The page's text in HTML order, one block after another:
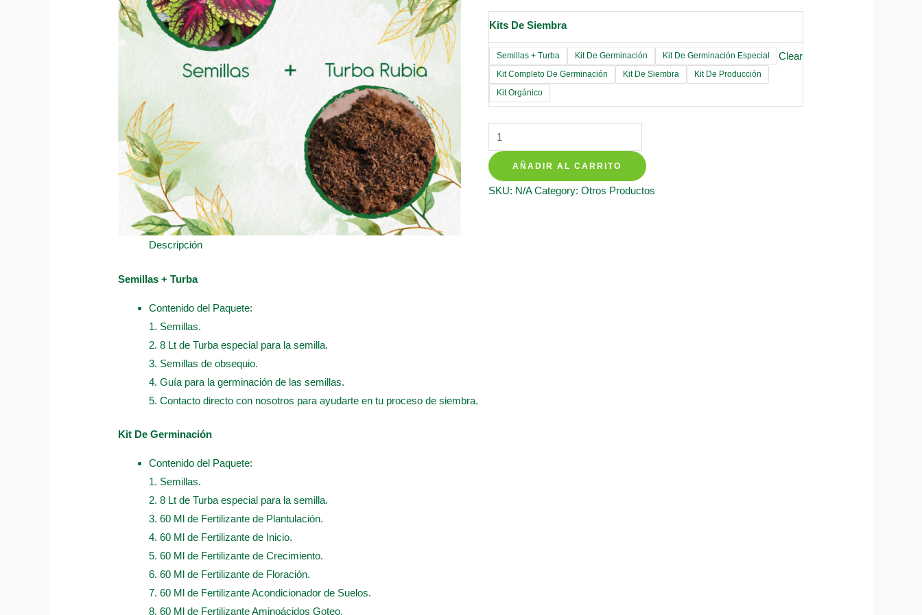
Kits De Siembra
Semillas + Turba Kit De Germinación
Kit De Germinación Especial
Kit Completo De Germinación
Kit De Siembra
Kit De Producción
Kit Orgánico
Clear
Kits
De
Siembra
Para
AÑADIR AL CARRITO
SKU: N/A Category: Otros Productos
Descripción
Semillas + Turba
Contenido del Paquete:
1. Semillas.
2. 8 Lt de Turba especial para la semilla.
3. Semillas de obsequio.
4. Guía para la germinación de las semillas.
5. Contacto directo con nosotros para ayudarte en tu proceso de siembra.
Kit De Germinación
Contenido del Paquete:
1. Semillas.
2. 8 Lt de Turba especial para la semilla.
3. 60 Ml de Fertilizante de Plantulación.
4. 60 Ml de Fertilizante de Inicio.
5. 60 Ml de Fertilizante de Crecimiento.
6. 60 Ml de Fertilizante de Floración.
7. 60 Ml de Fertilizante Acondicionador de Suelos.
8. 60 Ml de Fertilizante Aminoácidos Goteo.